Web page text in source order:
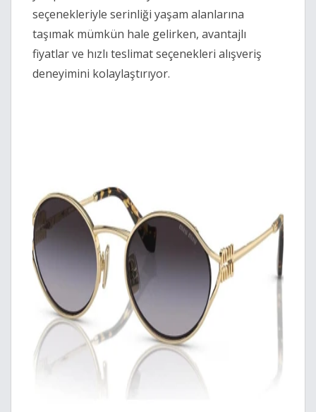
seçenekleriyle serinliği yaşam alanlarına
taşımak mümkün hale gelirken, avantajlı
fiyatlar ve hızlı teslimat seçenekleri alışveriş
deneyimini kolaylaştırıyor.